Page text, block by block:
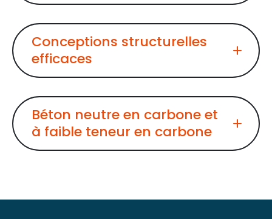
Conceptions structurelles
efficaces
Béton neutre en carbone et
à faible teneur en carbone